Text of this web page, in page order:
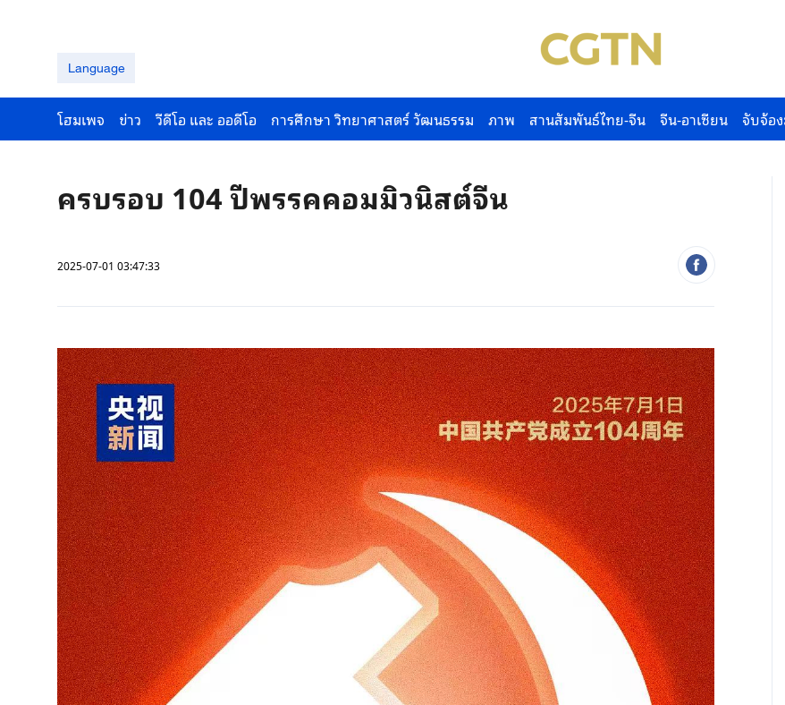
Language
โฮมเพจ ข่าว วีดีโอ และ ออดีโอ การศึกษา วิทยาศาสตร์ วัฒนธรรม ภาพ สานสัมพันธ์ไทย-จีน จีน-อาเซียน จับจ้อ
ครบรอบ 104 ปีพรรคคอมมิวนิสต์จีน
2025-07-01 03:47:33